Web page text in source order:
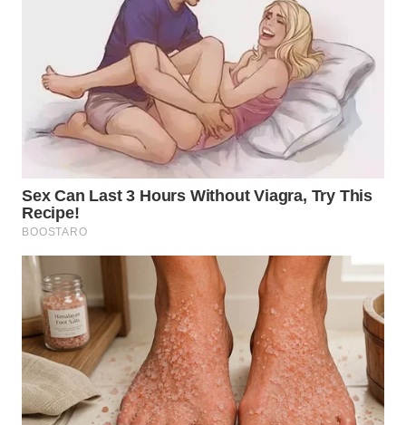
WN
MANDALIKA
WN
WN
LABUANBAJO
WN
BORNEO
Wahana
Media
Group
WAHANA